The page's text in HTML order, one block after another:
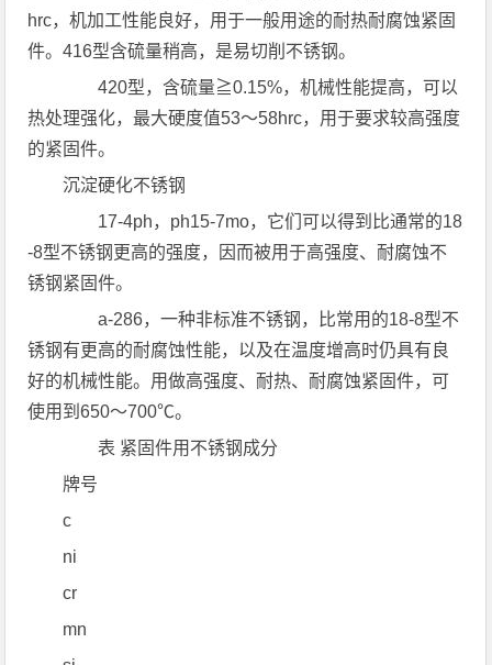
hrc，机加工性能良好，用于一般用途的耐热耐腐蚀紧固
件。416型含硫量稍高，是易切削不锈钢。
420型，含硫量≧0.15%，机械性能提高，可以
热处理强化，最大硬度值53～58hrc，用于要求较高强度
的紧固件。
沉淀硬化不锈钢
17-4ph，ph15-7mo，它们可以得到比通常的18
-8型不锈钢更高的强度，因而被用于高强度、耐腐蚀不
锈钢紧固件。
a-286，一种非标准不锈钢，比常用的18-8型不
锈钢有更高的耐腐蚀性能，以及在温度增高时仍具有良
好的机械性能。用做高强度、耐热、耐腐蚀紧固件，可
使用到650～700℃。
表 紧固件用不锈钢成分
牌号
c
ni
cr
mn